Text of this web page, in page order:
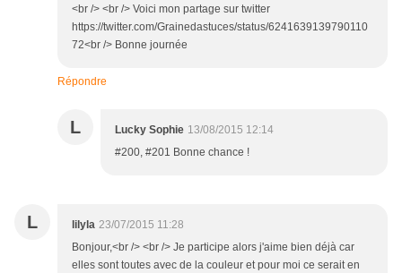
<br /> <br /> Voici mon partage sur twitter
https://twitter.com/Grainedastuces/status/6241639139790110
72<br /> Bonne journée
Répondre
L Lucky Sophie 13/08/2015 12:14
#200, #201 Bonne chance !
L lilyla 23/07/2015 11:28
Bonjour,<br /> <br /> Je participe alors j'aime bien déjà car
elles sont toutes avec de la couleur et pour moi ce serait en